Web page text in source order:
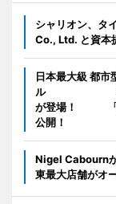
シャリオン、タ
Co., Ltd. と資本
日本最大級 都市
ル 1日目に
が登場！ 「
公開！
Nigel Cabourn
東最大店舗がオ